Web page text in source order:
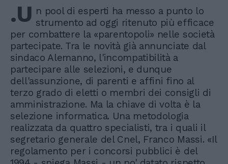
.U n pool di esperti ha messo a punto lo
strumento ad oggi ritenuto più efficace
per combattere la «parentopoli» nelle società
partecipate. Tra le novità già annunciate dal
sindaco Alemanno, l'incompatibilità a
partecipare alle selezioni, e dunque
dell'assunzione, di parenti e affini fino al
terzo grado di eletti o membri dei consigli di
amministrazione. Ma la chiave di volta è la
selezione informatica. Una metodologia
realizzata da quattro specialisti, tra i quali il
segretario generale del Cnel, Franco Massi. «Il
regolamento per i concorsi pubblici è del